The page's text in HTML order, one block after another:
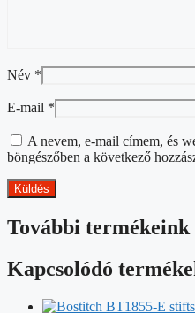
Név *
E-mail *
A nevem, e-mail címem, és
böngészőben a következő
További termékeink
Kapcsolódó